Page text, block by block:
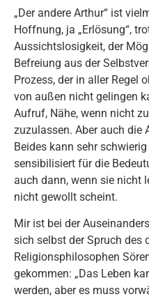
„Der andere Arthur“ ist
Hoffnung, ja „Erlösung“,
Aussichtslosigkeit, der
Befreiung aus der
Prozess, der in aller Regel
von außen nicht gelingen
Aufruf, Nähe, wenn nicht
zuzulassen. Aber auch die
Beides kann sehr
sensibilisiert für die
auch dann, wenn sie
nicht gewollt scheint.
Mir ist bei der
sich selbst der Spruch des
Religionsphilosophen
gekommen: „Das Leben
werden, aber es muss